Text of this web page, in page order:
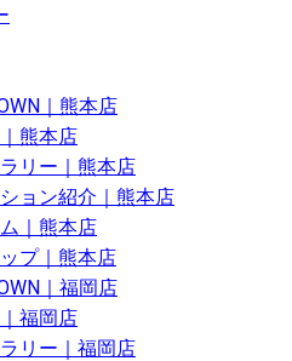
｜熊本店
熊本店
リー｜熊本店
ョン紹介｜熊本店
｜熊本店
プ｜熊本店
｜福岡店
福岡店
リー｜福岡店